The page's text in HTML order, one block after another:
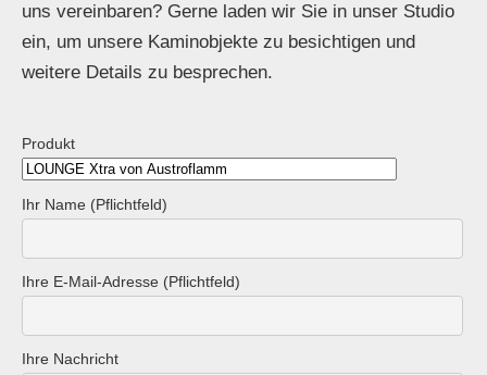
uns vereinbaren? Gerne laden wir Sie in unser Studio
ein, um unsere Kaminobjekte zu besichtigen und
weitere Details zu besprechen.
Produkt
Ihr Name (Pflichtfeld)
Ihre E-Mail-Adresse (Pflichtfeld)
Ihre Nachricht